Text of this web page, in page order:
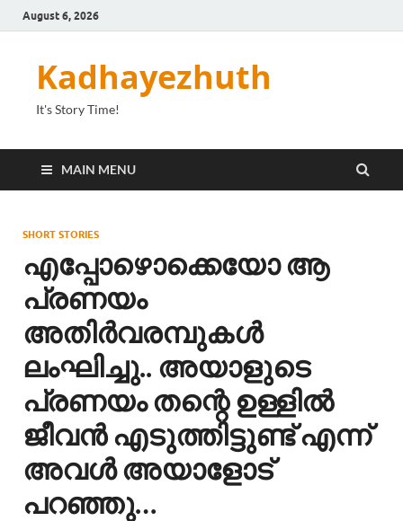
August 6, 2026
Kadhayezhuth
It's Story Time!
MAIN MENU
SHORT STORIES
എപ്പോഴൊക്കെയോ ആ
പ്രണയം
അതിർവരമ്പുകൾ
ലംഘിച്ചു.. അയാളുടെ
പ്രണയം തന്റെ ഉള്ളിൽ
ജീവൻ എടുത്തിട്ടുണ്ട് എന്ന്
അവൾ അയാളോട്
പറഞ്ഞു…